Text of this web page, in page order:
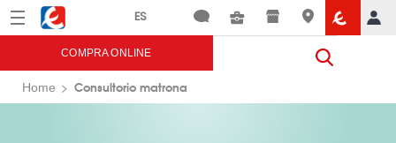
Menú Eroski
COMPRA ONLINE
Home Consultorio matrona